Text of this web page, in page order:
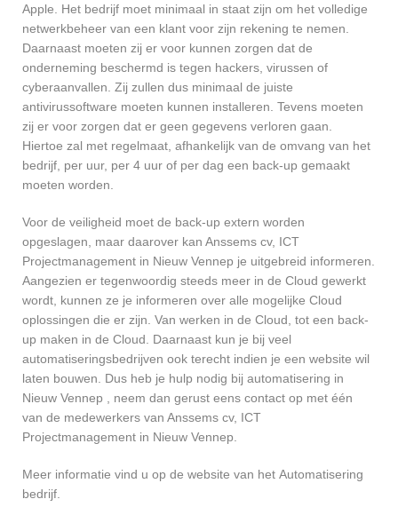
Apple. Het bedrijf moet minimaal in staat zijn om het volledige
netwerkbeheer van een klant voor zijn rekening te nemen.
Daarnaast moeten zij er voor kunnen zorgen dat de
onderneming beschermd is tegen hackers, virussen of
cyberaanvallen. Zij zullen dus minimaal de juiste
antivirussoftware moeten kunnen installeren. Tevens moeten
zij er voor zorgen dat er geen gegevens verloren gaan.
Hiertoe zal met regelmaat, afhankelijk van de omvang van het
bedrijf, per uur, per 4 uur of per dag een back-up gemaakt
moeten worden.
Voor de veiligheid moet de back-up extern worden
opgeslagen, maar daarover kan Anssems cv, ICT
Projectmanagement in Nieuw Vennep je uitgebreid informeren.
Aangezien er tegenwoordig steeds meer in de Cloud gewerkt
wordt, kunnen ze je informeren over alle mogelijke Cloud
oplossingen die er zijn. Van werken in de Cloud, tot een back-
up maken in de Cloud. Daarnaast kun je bij veel
automatiseringsbedrijven ook terecht indien je een website wil
laten bouwen. Dus heb je hulp nodig bij automatisering in
Nieuw Vennep , neem dan gerust eens contact op met één
van de medewerkers van Anssems cv, ICT
Projectmanagement in Nieuw Vennep.
Meer informatie vind u op de website van het Automatisering
bedrijf.